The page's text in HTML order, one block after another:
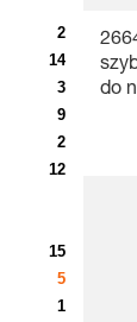
2
14
3
9
2
12
15
5
1
do